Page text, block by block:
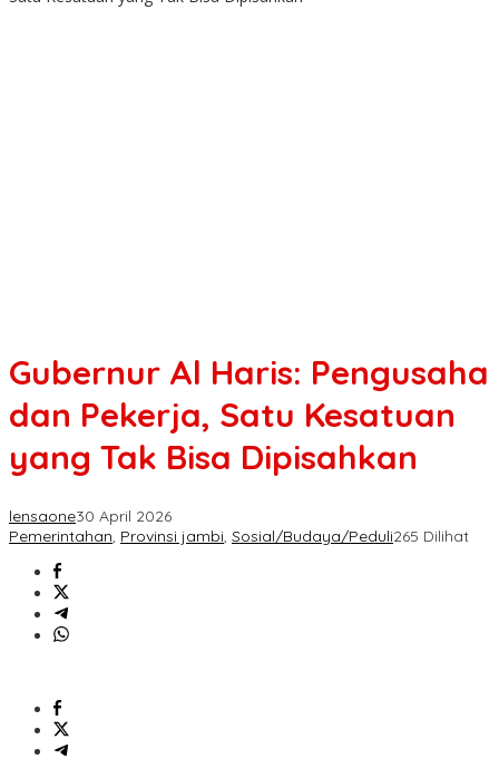
Gubernur Al Haris: Pengusaha
dan Pekerja, Satu Kesatuan
yang Tak Bisa Dipisahkan
lensaone30 April 2026
Pemerintahan, Provinsi jambi, Sosial/Budaya/Peduli265 Dilihat